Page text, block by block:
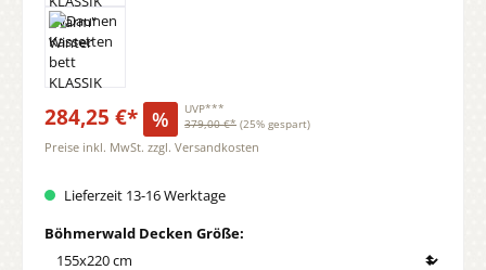
284,25 €* %
UVP***
379,00 €* (25% gespart)
Preise inkl. MwSt. zzgl. Versandkosten
Lieferzeit 13-16 Werktage
Böhmerwald Decken Größe: